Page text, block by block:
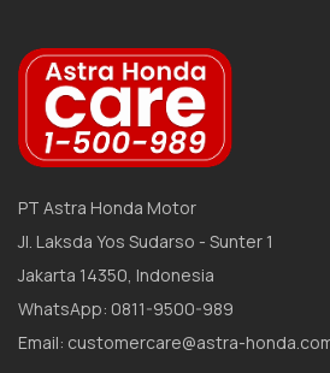
PT Astra Honda Motor
Jl. Laksda Yos Sudarso - Sunter 1
Jakarta 14350, Indonesia
WhatsApp: 0811-9500-989
Email: customercare@astra-